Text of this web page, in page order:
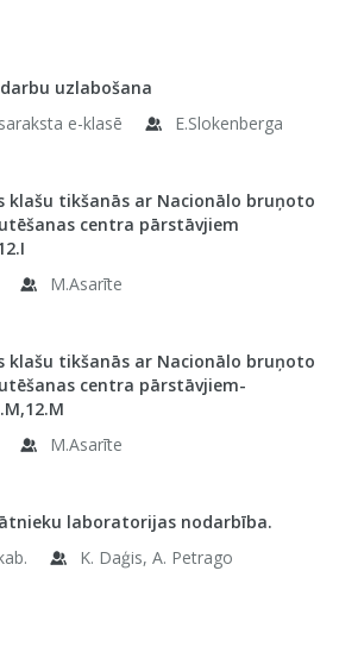
uzlabošana
e-klasē
E.Slokenberga
klašu tikšanās ar Nacionālo bruņoto
centra pārstāvjiem
M.Asarīte
klašu tikšanās ar Nacionālo bruņoto
centra pārstāvjiem-
M.Asarīte
laboratorijas nodarbība.
K. Daģis, A. Petrago